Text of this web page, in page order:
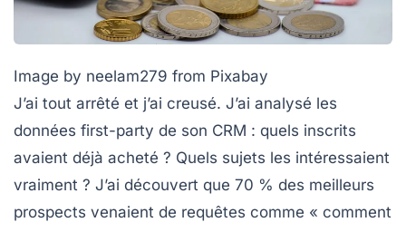
Image by neelam279 from Pixabay
J’ai tout arrêté et j’ai creusé. J’ai analysé les
données first-party de son CRM : quels inscrits
avaient déjà acheté ? Quels sujets les intéressaient
vraiment ? J’ai découvert que 70 % des meilleurs
prospects venaient de requêtes comme « comment